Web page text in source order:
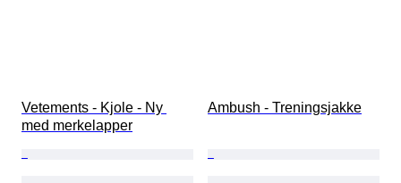
Vetements - Kjole - Ny
med merkelapper
Ambush - Treningsjakke